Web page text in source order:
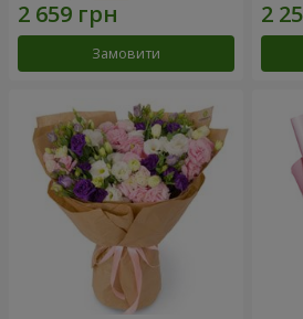
Замовити